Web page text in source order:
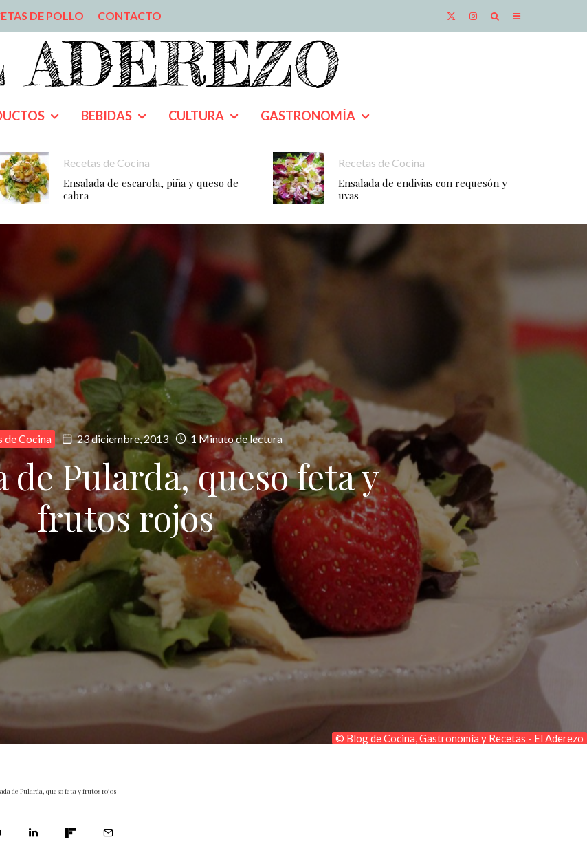
DE POLLO CONTACTO
BEBIDAS CULTURA GASTRONOMÍA
Recetas de Cocina
Ensalada de escarola, piña y queso de
cabra
Recetas de Cocina
Ensalada de endivias con requesón y
uvas
© Blog de Cocina, Gastronomía y Recetas - El Aderezo
de Cocina 23 diciembre, 2013 1 Minuto de lectura
de Pularda, queso feta y
frutos rojos
de Pularda, queso feta y frutos rojos